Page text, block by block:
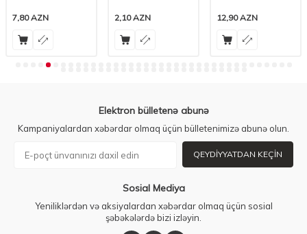
7,80AZN 2,10AZN 12,90AZN
Elektron bülletenə abunə
Kampaniyalardan xəbərdar olmaq üçün bülletenimizə abunə olun.
QEYDIYYATDAN KEÇIN
Sosial Mediya
Yeniliklərdən və aksiyalardan xəbərdar olmaq üçün sosial
şəbəkələrdə bizi izləyin.